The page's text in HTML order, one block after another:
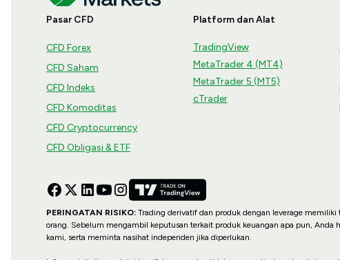
Pasar CFD
CFD Forex
CFD Saham
CFD Indeks
CFD Komoditas
CFD Cryptocurrency
CFD Obligasi & ETF
Platform dan Alat
TradingView
MetaTrader 4 (MT4)
MetaTrader 5 (MT5)
cTrader
PERINGATAN RISIKO: Trading derivatif dan produk dengan leverage
orang. Sebelum mengambil keputusan terkait produk keuangan apa pun,
kami, serta meminta nasihat independen jika diperlukan.